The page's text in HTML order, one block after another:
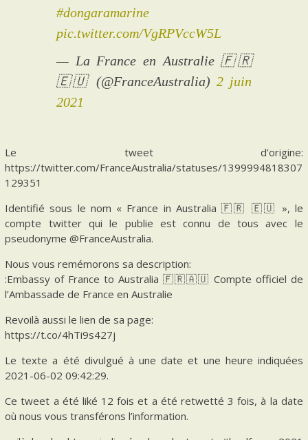
#dongaramarine
pic.twitter.com/VgRPVccW5L
— La France en Australie 🇫🇷
🇪🇺 (@FranceAustralia) 2 juin
2021
Le tweet d’origine:
https://twitter.com/FranceAustralia/statuses/1399994818307
129351
Identifié sous le nom « France in Australia 🇫🇷 🇪🇺 », le
compte twitter qui le publie est connu de tous avec le
pseudonyme @FranceAustralia.
Nous vous remémorons sa description:
:Embassy of France to Australia 🇫🇷🇦🇺 Compte officiel de
l’Ambassade de France en Australie
Revoilà aussi le lien de sa page:
https://t.co/4hTi9s427j
Le texte a été divulgué à une date et une heure indiquées
2021-06-02 09:42:29.
Ce tweet a été liké 12 fois et a été retwetté 3 fois, à la date
où nous vous transférons l’information.